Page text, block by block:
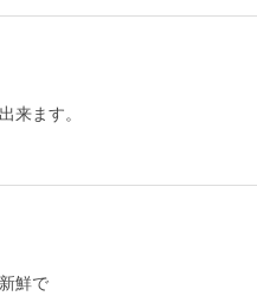
来ます。
鮮で